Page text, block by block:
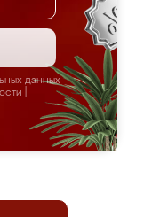
данных